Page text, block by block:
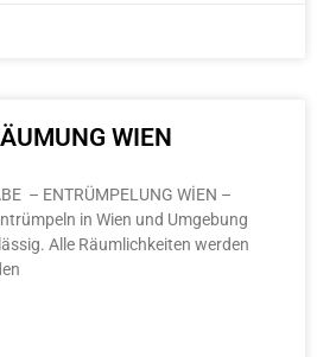
WIEN
– ENTRÜMPELUNG WİEN –
in Wien und Umgebung
Alle Räumlichkeiten werden